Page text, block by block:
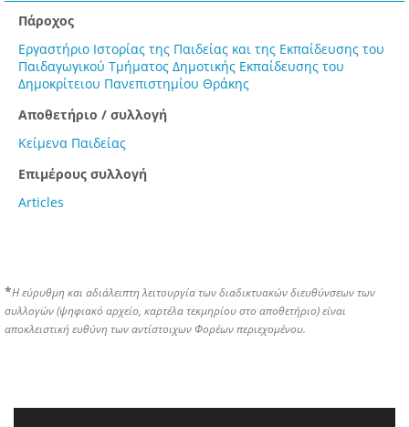
Πάροχος
Εργαστήριο Ιστορίας της Παιδείας και της Εκπαίδευσης του
Παιδαγωγικού Τμήματος Δημοτικής Εκπαίδευσης του
Δημοκρίτειου Πανεπιστημίου Θράκης
Αποθετήριο / συλλογή
Κείμενα Παιδείας
Επιμέρους συλλογή
Articles
*Η εύρυθμη και αδιάλειπτη λειτουργία των διαδικτυακών διευθύνσεων των
συλλογών (ψηφιακό αρχείο, καρτέλα τεκμηρίου στο αποθετήριο) είναι
αποκλειστική ευθύνη των αντίστοιχων Φορέων περιεχομένου.